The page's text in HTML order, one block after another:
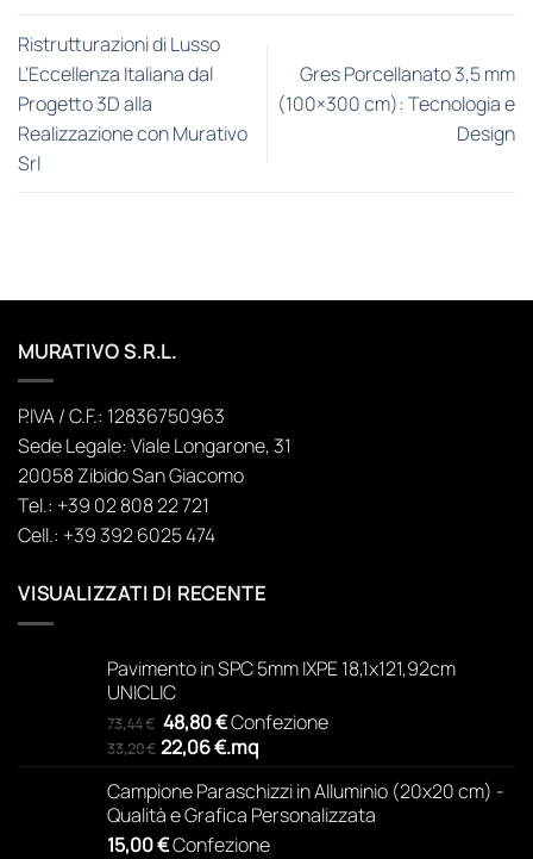
Ristrutturazioni di Lusso
L’Eccellenza Italiana dal
Progetto 3D alla
Realizzazione con Murativo
Srl
Gres Porcellanato 3,5 mm
(100×300 cm): Tecnologia e
Design
MURATIVO S.R.L.
P.IVA / C.F.: 12836750963
Sede Legale: Viale Longarone, 31
20058 Zibido San Giacomo
Tel.: +39 02 808 22 721
Cell.: +39 392 6025 474
VISUALIZZATI DI RECENTE
Pavimento in SPC 5mm IXPE 18,1x121,92cm
UNICLIC
73,44€ Il
prezzo
era:
73,44 €.
48,80€Il
prezzo
è:
48,80 €.
Confezione
33,20€ 22,06€.mq
Campione Paraschizzi in Alluminio (20x20 cm) -
Qualità e Grafica Personalizzata
15,00€Confezione